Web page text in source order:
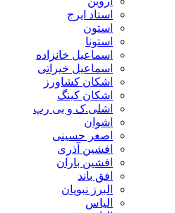
استاد ایرج
استون
استونا
اسماعیل خانزاده
اسماعیل خیراتی
اشکان کشاورز
اشکان کینگ
اشلی.ک و بی رپ
اشوان
اصغر حسینی
افشین آذری
افشین باران
افق باند
البرز نبویان
الیاس